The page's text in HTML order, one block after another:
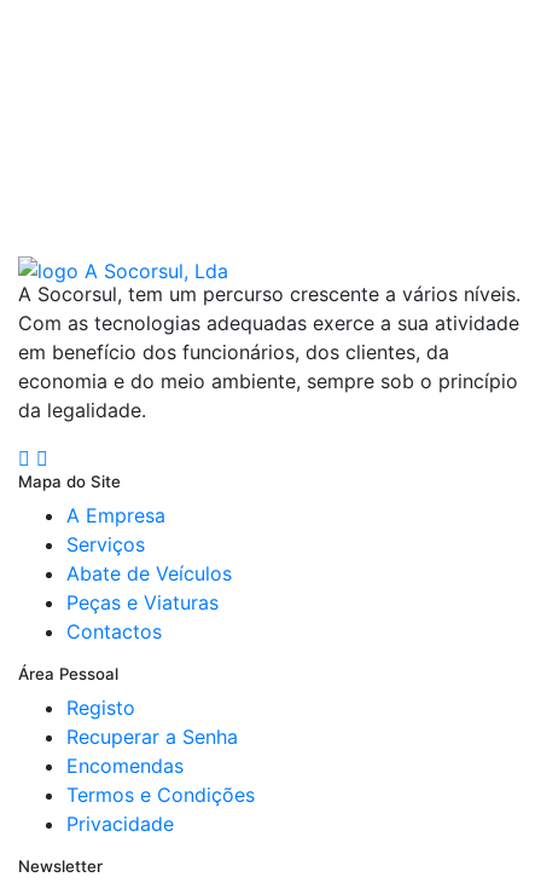
A Socorsul, tem um percurso crescente a vários níveis.
Com as tecnologias adequadas exerce a sua atividade
em benefício dos funcionários, dos clientes, da
economia e do meio ambiente, sempre sob o princípio
da legalidade.
Mapa do Site
A Empresa
Serviços
Abate de Veículos
Peças e Viaturas
Contactos
Área Pessoal
Registo
Recuperar a Senha
Encomendas
Termos e Condições
Privacidade
Newsletter